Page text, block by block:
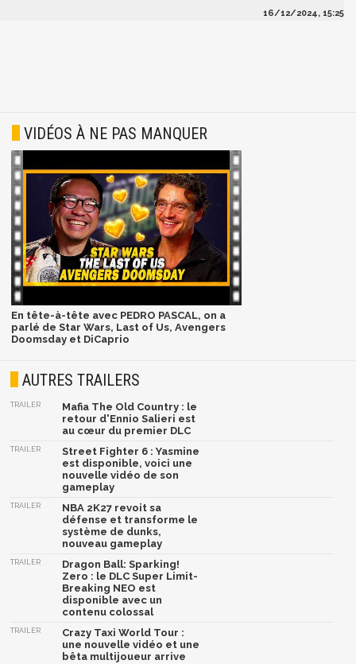
16/12/2024, 15:25
VIDÉOS À NE PAS MANQUER
En tête-à-tête avec PEDRO PASCAL, on a
parlé de Star Wars, Last of Us, Avengers
Doomsday et DiCaprio
AUTRES TRAILERS
TRAILER
Mafia The Old Country : le
retour d'Ennio Salieri est
au cœur du premier DLC
TRAILER
Street Fighter 6 : Yasmine
est disponible, voici une
nouvelle vidéo de son
gameplay
TRAILER
NBA 2K27 revoit sa
défense et transforme le
système de dunks,
nouveau gameplay
TRAILER
Dragon Ball: Sparking!
Zero : le DLC Super Limit-
Breaking NEO est
disponible avec un
contenu colossal
TRAILER
Crazy Taxi World Tour :
une nouvelle vidéo et une
bêta multijoueur arrive